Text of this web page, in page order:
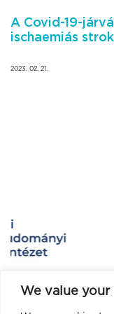
We value your
A Covid-19-
ischaemiás
2023. 02. 21.